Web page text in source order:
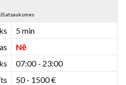
atsauksmes
5 min
Nē
07:00 - 23:00
50 - 1500 €